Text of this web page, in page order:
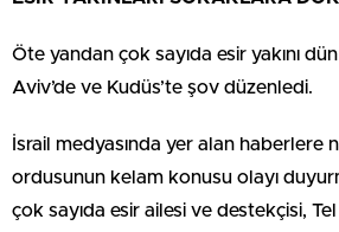
Öte yandan çok sayıda esir yakını
Aviv’de ve Kudüs’te şov düzenledi.
İsrail medyasında yer alan haberlere
ordusunun kelam konusu olayı
çok sayıda esir ailesi ve destekçisi,